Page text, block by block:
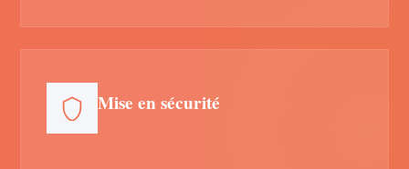
Mise en sécurité